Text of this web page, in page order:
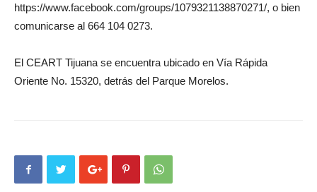
https://www.facebook.com/groups/1079321138870271/, o bien
comunicarse al 664 104 0273.
El CEART Tijuana se encuentra ubicado en Vía Rápida
Oriente No. 15320, detrás del Parque Morelos.